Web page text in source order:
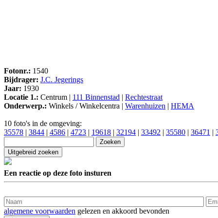
Fotonr.: 1540
Bijdrager: J.C. Jegerings
Jaar: 1930
Locatie 1.: Centrum | 111 Binnenstad
Rechtestraat
Onderwerp.: Winkels / Winkelcentra | Warenhuizen HEMA
10 foto's in de omgeving:
35578
3844 4586 4723 19618 32194 33492 35580 36471
Een reactie op deze foto insturen
algemene voorwaarden gelezen en akkoord bevonden